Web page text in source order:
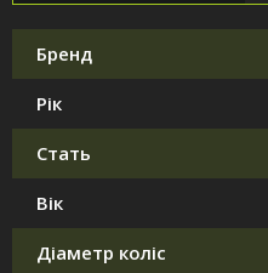
Бренд
Рік
Стать
Вік
Діаметр коліс